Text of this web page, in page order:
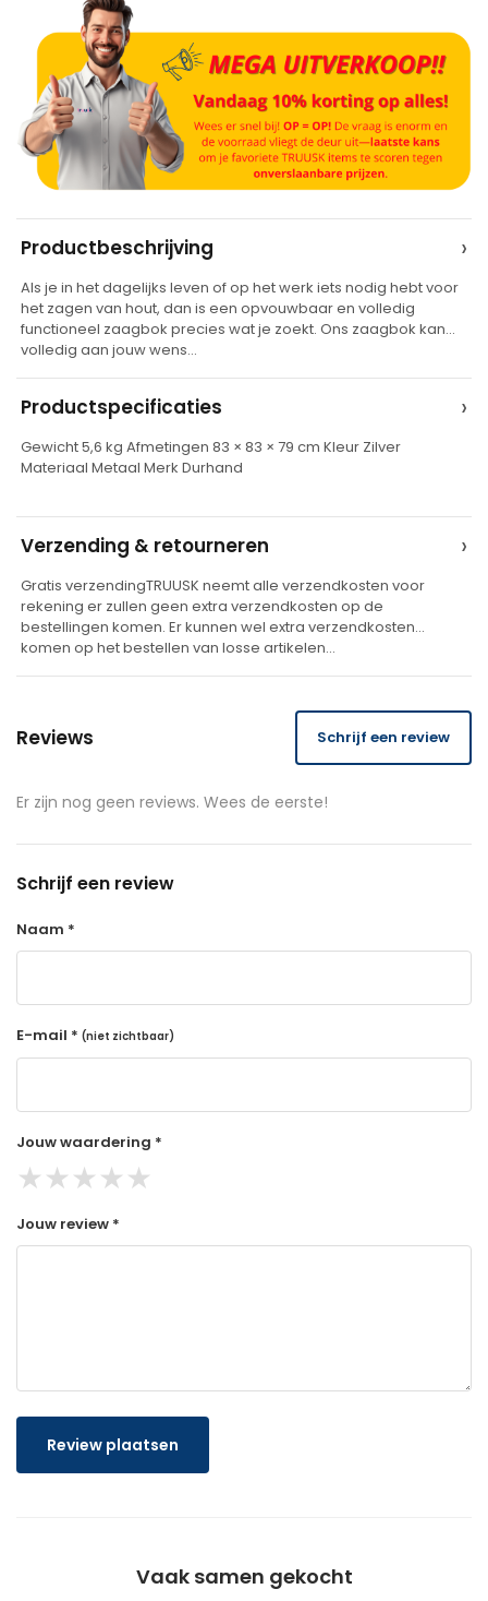
t
e
r
a
t
e
Productbeschrijving ›
Als je in het dagelijks leven of op het werk iets nodig hebt voor
het zagen van hout, dan is een opvouwbaar en volledig
functioneel zaagbok precies wat je zoekt. Ons zaagbok kan
volledig aan jouw wens…
Productspecificaties ›
Gewicht 5,6 kg Afmetingen 83 × 83 × 79 cm Kleur Zilver
Materiaal Metaal Merk Durhand
Verzending & retourneren ›
Gratis verzendingTRUUSK neemt alle verzendkosten voor
rekening er zullen geen extra verzendkosten op de
bestellingen komen. Er kunnen wel extra verzendkosten
komen op het bestellen van losse artikelen…
Reviews Schrijf een review
Er zijn nog geen reviews. Wees de eerste!
Schrijf een review
Naam *
E-mail * (niet zichtbaar)
Jouw waardering *
★★★★★
Jouw review *
Review plaatsen
Vaak samen gekocht